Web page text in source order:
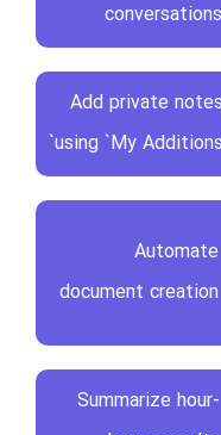
conversations
Add private notes
using `My Additions`
Automate
document creation
Summarize hour-